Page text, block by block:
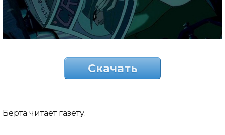
Скачать
Берта читает газету.